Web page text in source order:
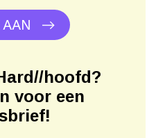
AAN
hoofd?
voor een